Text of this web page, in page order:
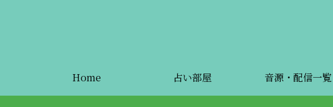
Home 占い部屋 音源・配信一覧